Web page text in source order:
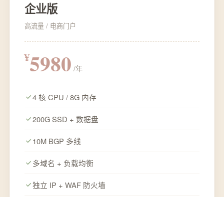
企业版
高流量 / 电商门户
¥5980 /年
4 核 CPU / 8G 内存
200G SSD + 数据盘
10M BGP 多线
多域名 + 负载均衡
独立 IP + WAF 防火墙